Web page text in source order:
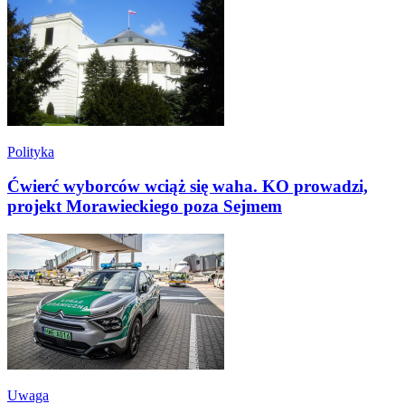
Polityka
Ćwierć wyborców wciąż się waha. KO prowadzi,
projekt Morawieckiego poza Sejmem
Uwaga